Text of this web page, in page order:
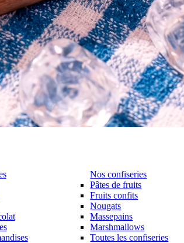
Nos confiseries
Pâtes de fruits
Fruits confits
Nougats
Massepains
Marshmallows
Toutes les confiseries